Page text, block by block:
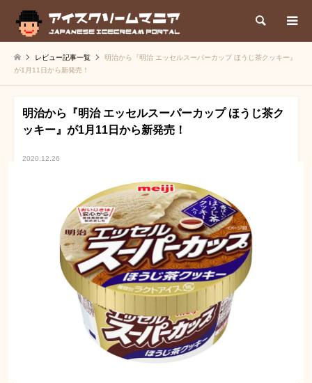
検索
レビュー記事一覧
明治から『明治 エッセルスーパーカップ ほうじ茶クッキー』
が1月11日から新発売！
明治から『明治 エッセルスーパーカップ ほうじ茶ク
ッキー』が1月11日から新発売！
2020.12.26